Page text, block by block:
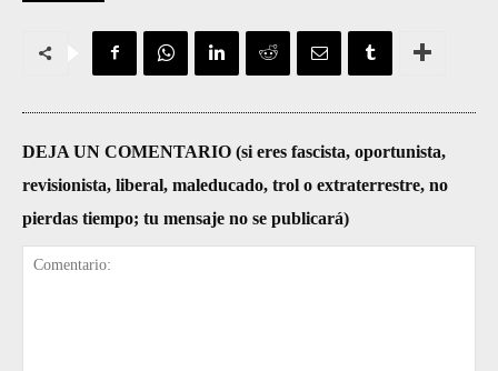
DEJA UN COMENTARIO (si eres fascista, oportunista,
revisionista, liberal, maleducado, trol o extraterrestre, no
pierdas tiempo; tu mensaje no se publicará)